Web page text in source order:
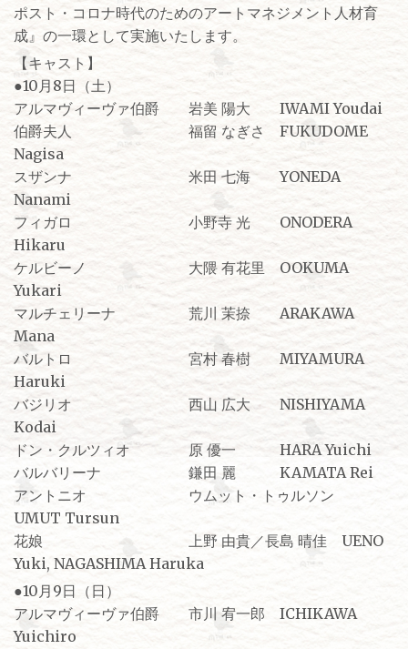
ポスト・コロナ時代のためのアートマネジメント人材育
成』の一環として実施いたします。
【キャスト】
●10月8日（土）
アルマヴィーヴァ伯爵 岩美 陽大 IWAMI Youdai
伯爵夫人 福留 なぎさ FUKUDOME
Nagisa
スザンナ 米田 七海 YONEDA
Nanami
フィガロ 小野寺 光 ONODERA
Hikaru
ケルビーノ 大隈 有花里 OOKUMA
Yukari
マルチェリーナ 荒川 茉捺 ARAKAWA
Mana
バルトロ 宮村 春樹 MIYAMURA
Haruki
バジリオ 西山 広大 NISHIYAMA
Kodai
ドン・クルツィオ 原 優一 HARA Yuichi
バルバリーナ 鎌田 麗 KAMATA Rei
アントニオ ウムット・トゥルソン
UMUT Tursun
花娘 上野 由貴／長島 晴佳 UENO
Yuki, NAGASHIMA Haruka
●10月9日（日）
アルマヴィーヴァ伯爵 市川 宥一郎 ICHIKAWA
Yuichiro